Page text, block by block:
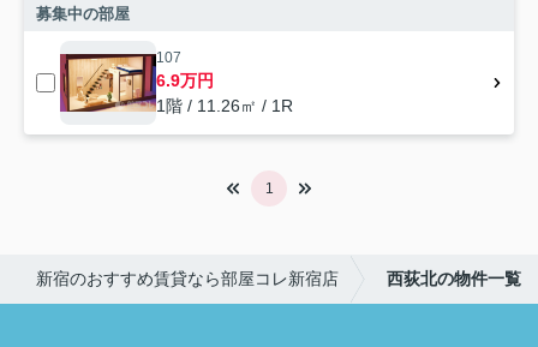
募集中の部屋
107
6.9万円
1階 / 11.26㎡ / 1R
1
新宿のおすすめ賃貸なら部屋コレ新宿店 西荻北の物件一覧